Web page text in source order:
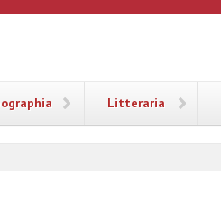
Litteraria